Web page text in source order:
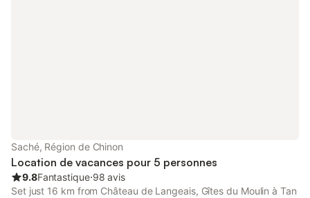
Saché, Région de Chinon
Location de vacances pour 5 personnes
9.8Fantastique⋅98 avis
Set just 16 km from Château de Langeais, Gîtes du Moulin à Tan